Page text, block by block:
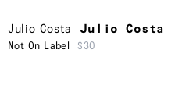
Julio Costa Julio Costa
Not On Label $30